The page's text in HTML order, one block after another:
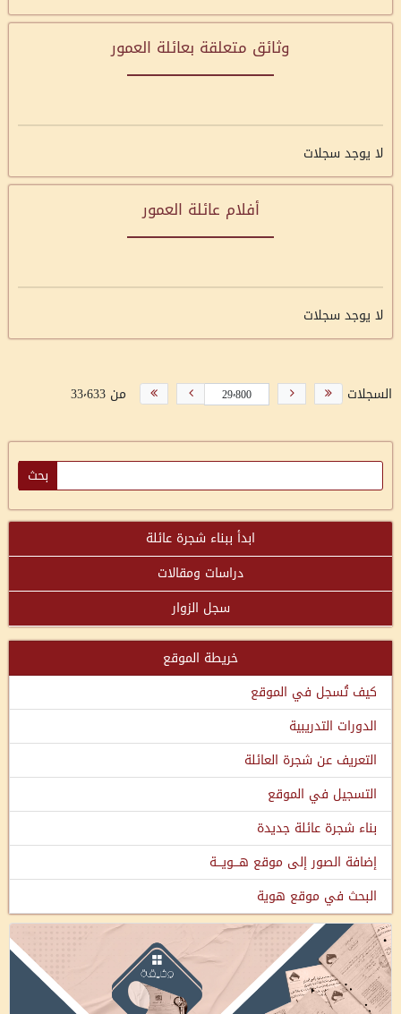
وثائق متعلقة بعائلة العمور
لا يوجد سجلات
أفلام عائلة العمور
لا يوجد سجلات
السجلات من 33٬633
ابدأ ببناء شجرة عائلة
دراسات ومقالات
سجل الزوار
خريطة الموقع
كيف تُسجل في الموقع
الدورات التدريبية
التعريف عن شجرة العائلة
التسجيل في الموقع
بناء شجرة عائلة جديدة
إضافة الصور إلى موقع هـــويـــة
البحث في موقع هوية